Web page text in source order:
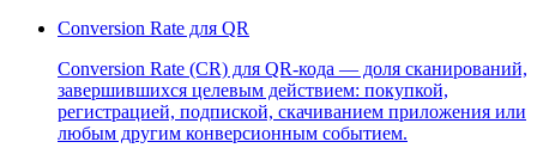
Conversion Rate для QR
Conversion Rate (CR) для QR-кода — доля сканирований,
завершившихся целевым действием: покупкой,
регистрацией, подпиской, скачиванием приложения или
любым другим конверсионным событием.